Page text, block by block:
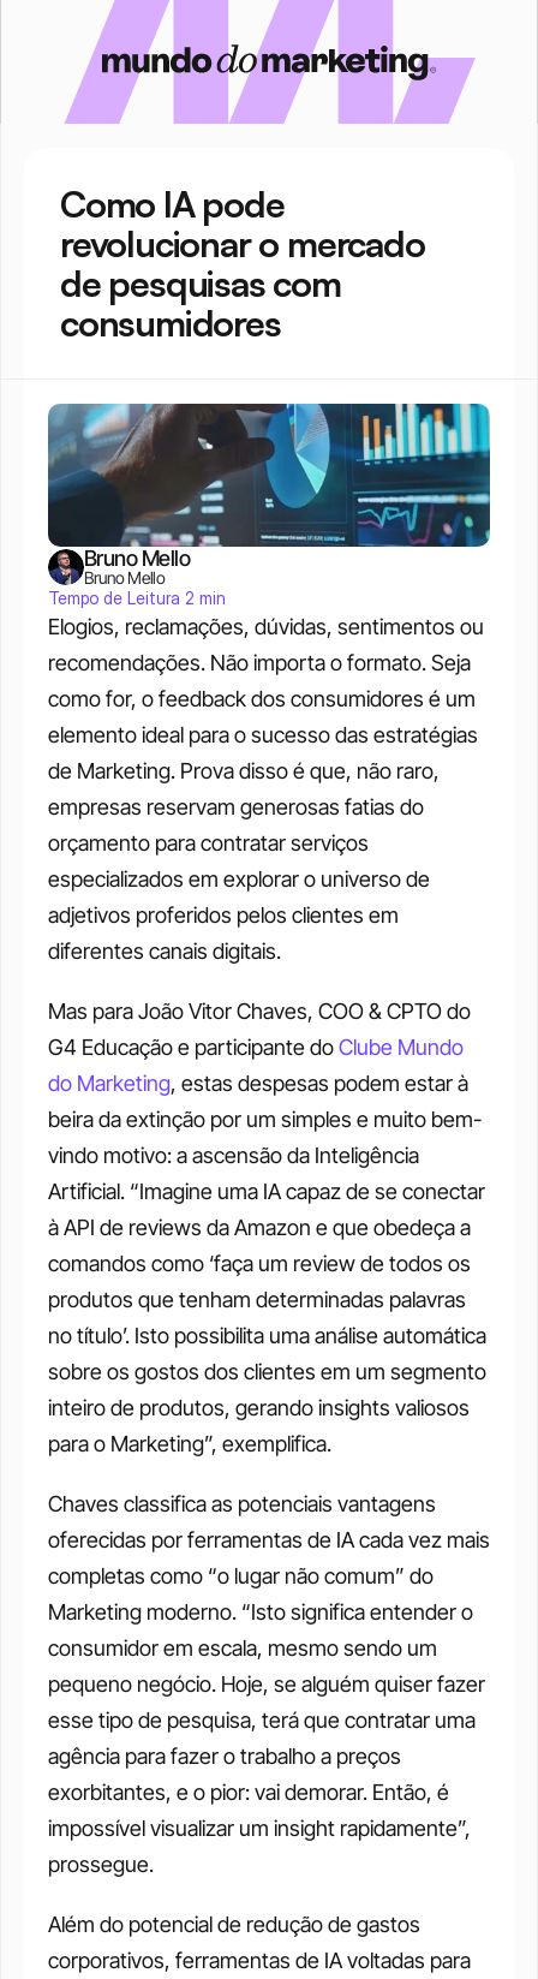
Como IA pode
revolucionar o mercado
de pesquisas com
consumidores
Elogios, reclamações, dúvidas, sentimentos ou
recomendações. Não importa o formato. Seja
como for, o feedback dos consumidores é um
elemento ideal para o sucesso das estratégias
de Marketing. Prova disso é que, não raro,
empresas reservam generosas fatias do
orçamento para contratar serviços
especializados em explorar o universo de
adjetivos proferidos pelos clientes em
diferentes canais digitais.
Mas para João Vitor Chaves, COO & CPTO do
G4 Educação e participante do Clube Mundo
do Marketing, estas despesas podem estar à
beira da extinção por um simples e muito bem-
vindo motivo: a ascensão da Inteligência
Artificial. “Imagine uma IA capaz de se conectar
à API de reviews da Amazon e que obedeça a
comandos como ‘faça um review de todos os
produtos que tenham determinadas palavras
no título’. Isto possibilita uma análise automática
sobre os gostos dos clientes em um segmento
inteiro de produtos, gerando insights valiosos
para o Marketing”, exemplifica.
Chaves classifica as potenciais vantagens
oferecidas por ferramentas de IA cada vez mais
completas como “o lugar não comum” do
Marketing moderno. “Isto significa entender o
consumidor em escala, mesmo sendo um
pequeno negócio. Hoje, se alguém quiser fazer
esse tipo de pesquisa, terá que contratar uma
agência para fazer o trabalho a preços
exorbitantes, e o pior: vai demorar. Então, é
impossível visualizar um insight rapidamente”,
prossegue.
Além do potencial de redução de gastos
corporativos, ferramentas de IA voltadas para
Bruno Mello
Bruno Mello
Tempo de Leitura 2 min